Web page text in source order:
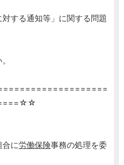
する通知等」に関する問題
合に労働保険事務の処理を委